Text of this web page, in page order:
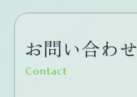
お問い合わせ
Contact